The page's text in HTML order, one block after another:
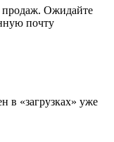
продаж. Ожидайте
почту
в «загрузках» уже